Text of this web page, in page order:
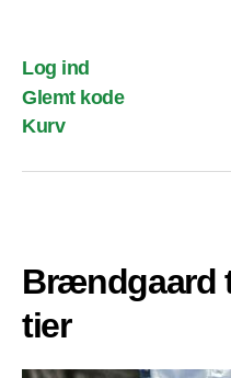
Log ind
Glemt kode
Kurv
Brændgaard
tier